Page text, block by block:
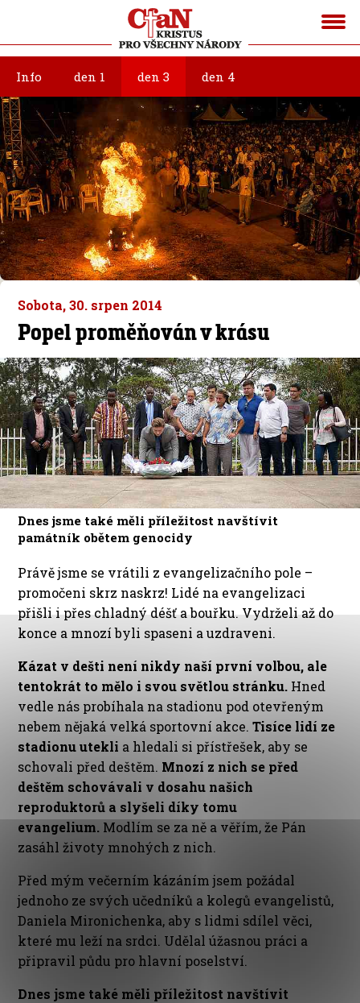
Info den 1 den 3 den 4
Sobota, 30. srpen 2014
Popel proměňován v krásu
Dnes jsme také měli příležitost navštívit
památník obětem genocidy
Právě jsme se vrátili z evangelizačního pole –
promočeni skrz naskrz! Lidé na evangelizaci
přišli i přes chladný déšť a bouřku. Vydrželi až do
konce a mnozí byli spaseni a uzdraveni.
Kázat v dešti není nikdy naší první volbou, ale
tentokrát to mělo i svou světlou stránku. Hned
vedle nás probíhala na stadionu pod otevřeným
nebem nějaká velká sportovní akce.Tisíce lidí ze
stadionu utekli a hledali si přístřešek, aby se
schovali před deštěm. Mnozí z nich se před
deštěm schovávali v dosahu našich
reproduktorů a slyšeli díky tomu
evangelium. Modlím se za ně a věřím, že Pán
zasáhl životy mnohých z nich.
Před mým večerním kázáním jsem požádal
jednoho ze svých učedníků a kolegů evangelistů,
Daniela Mironichenka, aby s lidmi sdílel věci,
které mu leží na srdci. Udělal úžasnou práci a
připravil půdu pro hlavní poselství.
Dnes jsme také měli příležitost navštívit